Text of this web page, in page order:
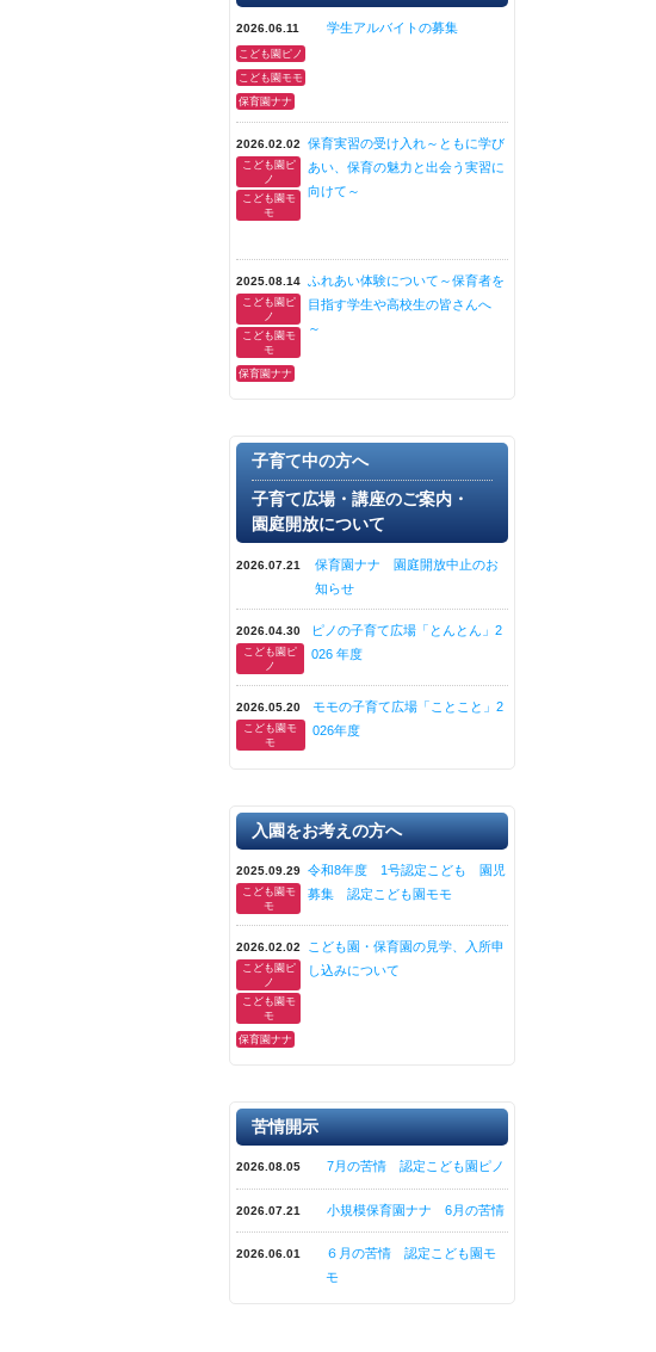
2026.06.11
こども園ピノ
こども園モモ
保育園ナナ
学生アルバイトの募集
2026.02.02
こども園ピ
ノ
こども園モ
モ
保育実習の受け入れ～ともに学び
あい、保育の魅力と出会う実習に
向けて～
2025.08.14
こども園ピ
ノ
こども園モ
モ
保育園ナナ
ふれあい体験について～保育者を
目指す学生や高校生の皆さんへ
～
子育て中の方へ
子育て広場・講座のご案内・
園庭開放について
2026.07.21
保育園ナナ 園庭開放中止のお
知らせ
2026.04.30
こども園ピ
ノ
ピノの子育て広場「とんとん」2
026 年度
2026.05.20
こども園モ
モ
モモの子育て広場「ことこと」2
026年度
入園をお考えの方へ
2025.09.29
こども園モ
モ
令和8年度 1号認定こども 園児
募集 認定こども園モモ
2026.02.02
こども園ピ
ノ
こども園モ
モ
保育園ナナ
こども園・保育園の見学、入所申
し込みについて
苦情開示
2026.08.05 7月の苦情 認定こども園ピノ
2026.07.21 小規模保育園ナナ 6月の苦情
2026.06.01
６月の苦情 認定こども園モ
モ